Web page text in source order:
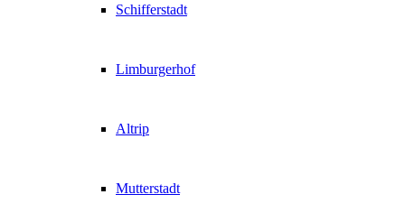
Schifferstadt
Limburgerhof
Altrip
Mutterstadt